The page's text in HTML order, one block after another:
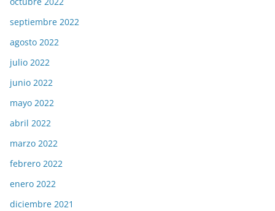
septiembre 2022
agosto 2022
julio 2022
junio 2022
mayo 2022
abril 2022
marzo 2022
febrero 2022
enero 2022
diciembre 2021